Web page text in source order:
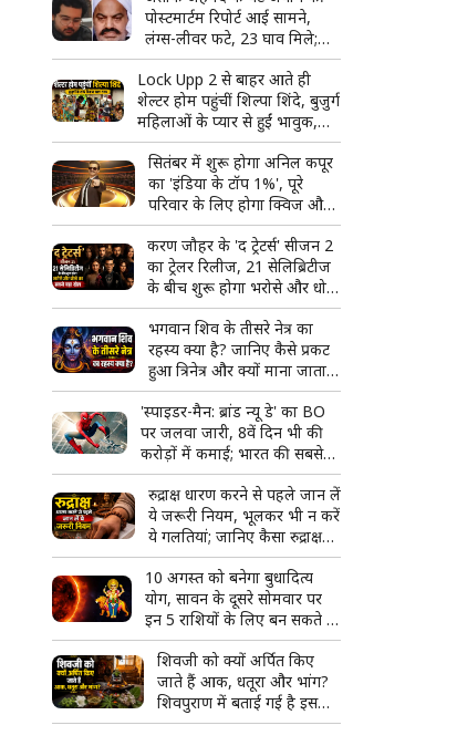
पोस्टमार्टम रिपोर्ट आई सामने,
लंग्स-लीवर फटे, 23 घाव मिले;
शव देखकर रो पड़ा भाई अहजम
Lock Upp 2 से बाहर आते ही
शेल्टर होम पहुंचीं शिल्पा शिंदे, बुजुर्ग
महिलाओं के प्यार से हुईं भावुक,
बोलीं- 'ऐसा लग रहा है जैसे मैं ही
जीत गई'
सितंबर में शुरू होगा अनिल कपूर
का 'इंडिया के टॉप 1%', पूरे
परिवार के लिए होगा क्विज और
मस्ती का शानदार कॉम्बो
करण जौहर के 'द ट्रेटर्स' सीजन 2
का ट्रेलर रिलीज, 21 सेलिब्रिटीज
के बीच शुरू होगा भरोसे और धोखे
का सबसे बड़ा खेल
भगवान शिव के तीसरे नेत्र का
रहस्य क्या है? जानिए कैसे प्रकट
हुआ त्रिनेत्र और क्यों माना जाता है
दिव्य शक्ति का प्रतीक
'स्पाइडर-मैन: ब्रांड न्यू डे' का BO
पर जलवा जारी, 8वें दिन भी की
करोड़ों में कमाई; भारत की सबसे
बड़ी हॉलीवुड फिल्म बनने से इतनी
दूर
रुद्राक्ष धारण करने से पहले जान लें
ये जरूरी नियम, भूलकर भी न करें
ये गलतियां; जानिए कैसा रुद्राक्ष
माना जाता है शुभ
10 अगस्त को बनेगा बुधादित्य
योग, सावन के दूसरे सोमवार पर
इन 5 राशियों के लिए बन सकते हैं
तरक्की और सफलता के योग
शिवजी को क्यों अर्पित किए
जाते हैं आक, धतूरा और भांग?
शिवपुराण में बताई गई है इसकी
खास वजह